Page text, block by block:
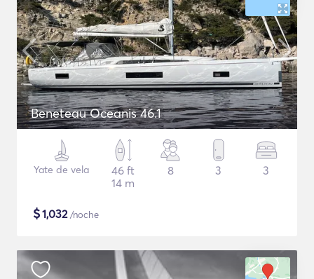
Beneteau Oceanis 46.1
Yate de vela
46 ft
14 m
8 3 3
$1,032/noche